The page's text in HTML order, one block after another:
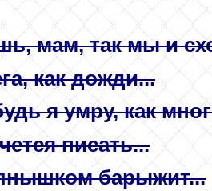
мам, так мы и
как дожди...
я умру, как
писать...
барыжит...